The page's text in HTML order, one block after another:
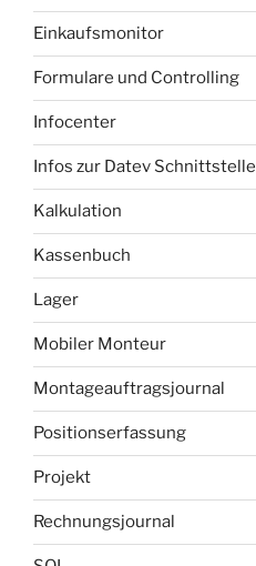
Einkaufsmonitor
Formulare und Controlling
Infocenter
Infos zur Datev Schnittstelle
Kalkulation
Kassenbuch
Lager
Mobiler Monteur
Montageauftragsjournal
Positionserfassung
Projekt
Rechnungsjournal